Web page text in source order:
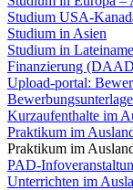
Studium USA-
Studium in Asien
Studium in
Finanzierung
Upload-portal:
Kurzaufenthalte im
Praktikum im
Praktikum im
PAD-
Unterrichten im